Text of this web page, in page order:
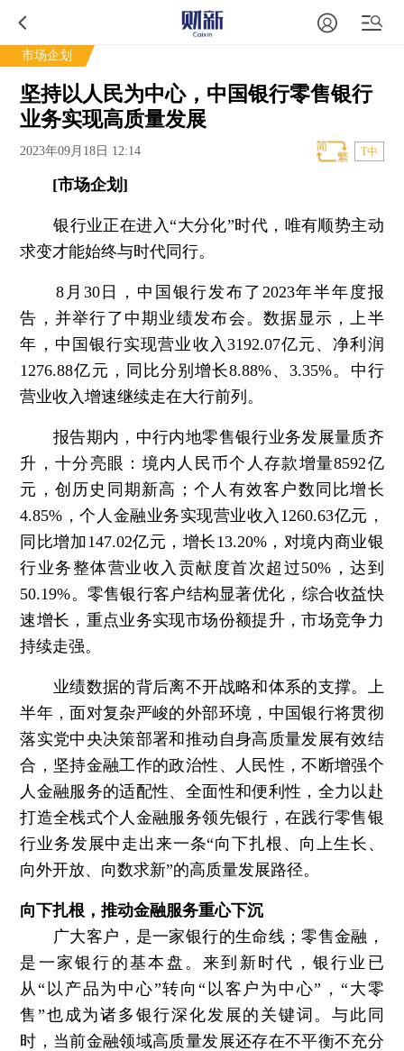
市场企划
坚持以人民为中心，中国银行零售银行
业务实现高质量发展
2023年09月18日 12:14 T中
[市场企划]
银行业正在进入“大分化”时代，唯有顺势主动
求变才能始终与时代同行。
8月30日，中国银行发布了2023年半年度报
告，并举行了中期业绩发布会。数据显示，上半
年，中国银行实现营业收入3192.07亿元、净利润
1276.88亿元，同比分别增长8.88%、3.35%。中行
营业收入增速继续走在大行前列。
报告期内，中行内地零售银行业务发展量质齐
升，十分亮眼：境内人民币个人存款增量8592亿
元，创历史同期新高；个人有效客户数同比增长
4.85%，个人金融业务实现营业收入1260.63亿元，
同比增加147.02亿元，增长13.20%，对境内商业银
行业务整体营业收入贡献度首次超过50%，达到
50.19%。零售银行客户结构显著优化，综合收益快
速增长，重点业务实现市场份额提升，市场竞争力
持续走强。
业绩数据的背后离不开战略和体系的支撑。上
半年，面对复杂严峻的外部环境，中国银行将贯彻
落实党中央决策部署和推动自身高质量发展有效结
合，坚持金融工作的政治性、人民性，不断增强个
人金融服务的适配性、全面性和便利性，全力以赴
打造全栈式个人金融服务领先银行，在践行零售银
行业务发展中走出来一条“向下扎根、向上生长、
向外开放、向数求新”的高质量发展路径。
向下扎根，推动金融服务重心下沉
广大客户，是一家银行的生命线；零售金融，
是一家银行的基本盘。来到新时代，银行业已
从“以产品为中心”转向“以客户为中心”，“大零
售”也成为诸多银行深化发展的关键词。与此同
时，当前金融领域高质量发展还存在不平衡不充分